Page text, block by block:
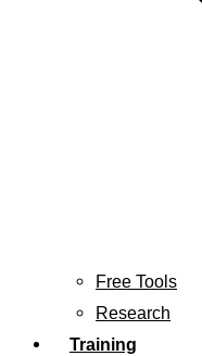
Free Tools
Research
Training